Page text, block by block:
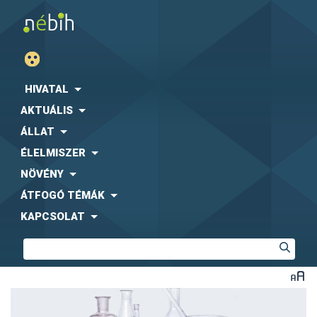
HIVATAL
AKTUÁLIS
ÁLLAT
ÉLELMISZER
NÖVÉNY
ÁTFOGÓ TÉMÁK
KAPCSOLAT